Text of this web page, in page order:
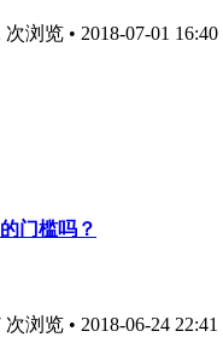
浏览 • 2018-07-01 16:40
门槛吗？
浏览 • 2018-06-24 22:41